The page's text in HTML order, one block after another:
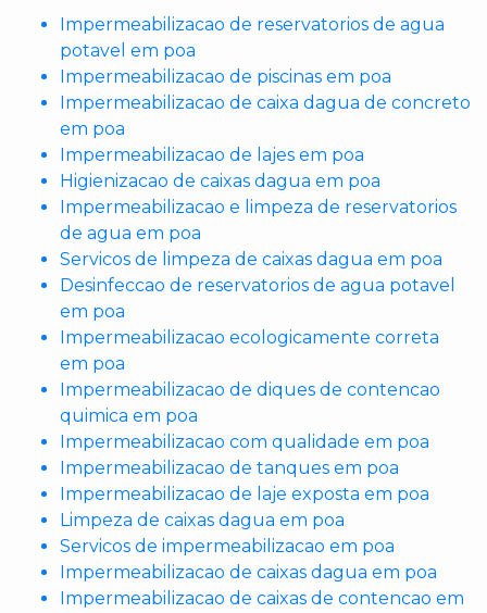
Impermeabilizacao de reservatorios de agua
potavel em poa
Impermeabilizacao de piscinas em poa
Impermeabilizacao de caixa dagua de concreto
em poa
Impermeabilizacao de lajes em poa
Higienizacao de caixas dagua em poa
Impermeabilizacao e limpeza de reservatorios
de agua em poa
Servicos de limpeza de caixas dagua em poa
Desinfeccao de reservatorios de agua potavel
em poa
Impermeabilizacao ecologicamente correta
em poa
Impermeabilizacao de diques de contencao
quimica em poa
Impermeabilizacao com qualidade em poa
Impermeabilizacao de tanques em poa
Impermeabilizacao de laje exposta em poa
Limpeza de caixas dagua em poa
Servicos de impermeabilizacao em poa
Impermeabilizacao de caixas dagua em poa
Impermeabilizacao de caixas de contencao em